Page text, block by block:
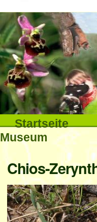
Direkt
zum
Inhalt
|
Direkt
zur
Navigation
Sektionen
Startseite
Museum
Werkzeuge
Interna
Chios-